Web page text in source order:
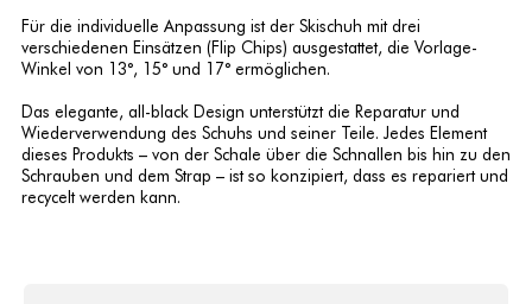
Für die individuelle Anpassung ist der Skischuh mit drei
verschiedenen Einsätzen (Flip Chips) ausgestattet, die Vorlage-
Winkel von 13°, 15° und 17° ermöglichen.
Das elegante, all-black Design unterstützt die Reparatur und
Wiederverwendung des Schuhs und seiner Teile. Jedes Element
dieses Produkts – von der Schale über die Schnallen bis hin zu den
Schrauben und dem Strap – ist so konzipiert, dass es repariert und
recycelt werden kann.